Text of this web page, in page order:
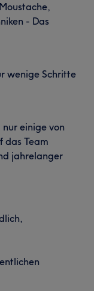
- Das
wenige Schritte
einige von
das Team
jahrelanger